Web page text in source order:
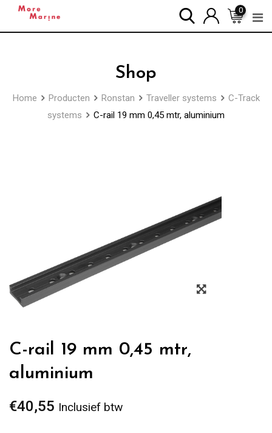
0
Shop
Home Producten Ronstan Traveller systems
C-Track
systems
C-rail 19 mm 0,45 mtr, aluminium
C-rail 19 mm 0,45 mtr,
aluminium
€40,55 Inclusief btw